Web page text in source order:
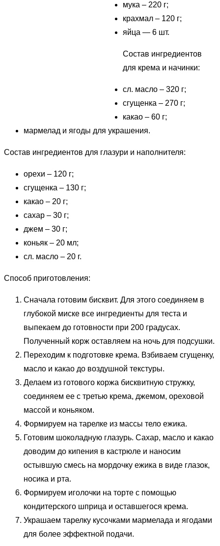
мука – 220 г;
крахмал – 120 г;
яйца — 6 шт.
Состав ингредиентов
для крема и начинки:
сл. масло – 320 г;
сгущенка – 270 г;
какао – 60 г;
мармелад и ягоды для украшения.
Состав ингредиентов для глазури и наполнителя:
орехи – 120 г;
сгущенка – 130 г;
какао – 20 г;
сахар – 30 г;
джем – 30 г;
коньяк – 20 мл;
сл. масло – 20 г.
Способ приготовления:
Сначала готовим бисквит. Для этого соединяем в
глубокой миске все ингредиенты для теста и
выпекаем до готовности при 200 градусах.
Полученный корж оставляем на ночь для подсушки.
Переходим к подготовке крема. Взбиваем сгущенку,
масло и какао до воздушной текстуры.
Делаем из готового коржа бисквитную стружку,
соединяем ее с третью крема, джемом, ореховой
массой и коньяком.
Формируем на тарелке из массы тело ежика.
Готовим шоколадную глазурь. Сахар, масло и какао
доводим до кипения в кастрюле и наносим
остывшую смесь на мордочку ежика в виде глазок,
носика и рта.
Формируем иголочки на торте с помощью
кондитерского шприца и оставшегося крема.
Украшаем тарелку кусочками мармелада и ягодами
для более эффектной подачи.